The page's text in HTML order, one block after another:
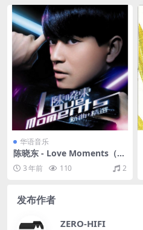
华语音乐
陈晓东 - Love Moments（20
08/FLAC/分轨/395M）
3 年前 110 2
发布作者
ZERO-HIFI